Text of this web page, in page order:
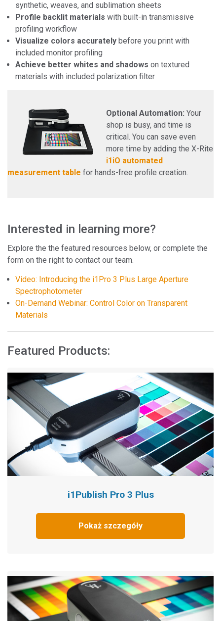
synthetic, weaves, and sublimation sheets
Profile backlit materials with built-in transmissive
profiling workflow
Visualize colors accurately before you print with
included monitor profiling
Achieve better whites and shadows on textured
materials with included polarization filter
Optional Automation: Your
shop is busy, and time is
critical. You can save even
more time by adding the X-Rite
i1iO automated
measurement table for hands-free profile creation.
Interested in learning more?
Explore the the featured resources below, or complete the
form on the right to contact our team.
Video: Introducing the i1Pro 3 Plus Large Aperture
Spectrophotometer
On-Demand Webinar: Control Color on Transparent
Materials
Featured Products:
i1Publish Pro 3 Plus
Pokaż szczegóły